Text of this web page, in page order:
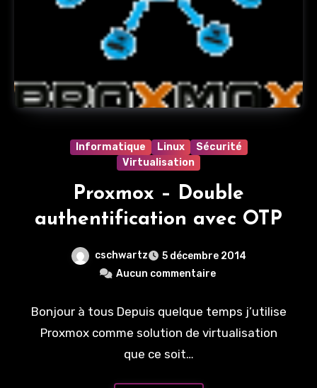
Informatique Linux
Sécurité
Virtualisation
Proxmox – Double
authentification avec OTP
cschwartz
5 décembre 2014
Aucun commentaire
Bonjour à tous Depuis quelque temps j’utilise
Proxmox comme solution de virtualisation
que ce soit…